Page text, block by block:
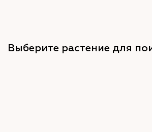
Выберите растение для